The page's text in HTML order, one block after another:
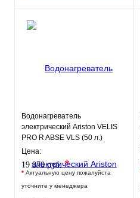
Водонагреватель
электрический Ariston VELIS
PRO R ABSE VLS (50 л.)
настенный, ТЭН 2 кВт.
Цена:
19 070 руб.*
* Актуальную цену пожалуйста
уточните у менеджера